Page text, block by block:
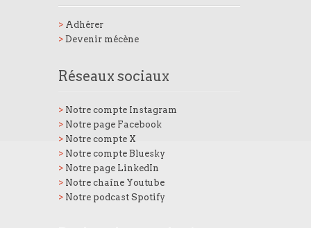
> Adhérer
> Devenir mécène
Réseaux sociaux
> Notre compte Instagram
> Notre page Facebook
> Notre compte X
> Notre compte Bluesky
> Notre page LinkedIn
> Notre chaîne Youtube
> Notre podcast Spotify